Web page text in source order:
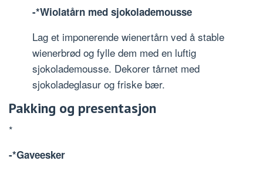
-*Wiolatårn med sjokolademousse
Lag et imponerende wienertårn ved å stable
wienerbrød og fylle dem med en luftig
sjokolademousse. Dekorer tårnet med
sjokoladeglasur og friske bær.
Pakking og presentasjon
*
-*Gaveesker